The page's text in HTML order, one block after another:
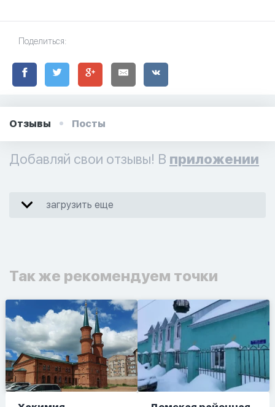
Поделиться:
Отзывы Посты
Добавляй свои отзывы! В приложении
загрузить еще
Так же рекомендуем точки